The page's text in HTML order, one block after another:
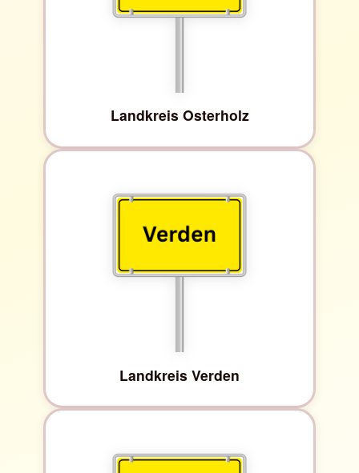
Landkreis Osterholz
Landkreis Verden